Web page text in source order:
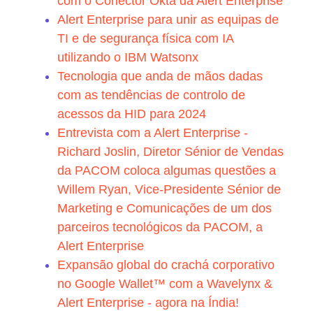
Alert Enterprise para unir as equipas de
TI e de segurança física com IA
utilizando o IBM Watsonx
Tecnologia que anda de mãos dadas
com as tendências de controlo de
acessos da HID para 2024
Entrevista com a Alert Enterprise -
Richard Joslin, Diretor Sénior de Vendas
da PACOM coloca algumas questões a
Willem Ryan, Vice-Presidente Sénior de
Marketing e Comunicações de um dos
parceiros tecnológicos da PACOM, a
Alert Enterprise
Expansão global do crachá corporativo
no Google Wallet™ com a Wavelynx &
Alert Enterprise - agora na Índia!